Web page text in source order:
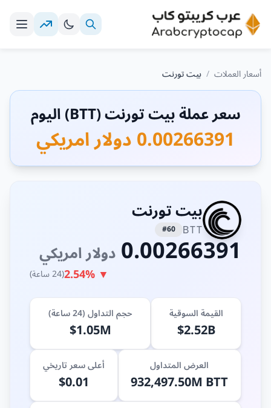
أسعار العملات / بيت تورنت
سعر عملة بيت تورنت (BTT) اليوم
0.00266391 دولار امريكي
بيت تورنت
BTT
#60
0.00266391دولار امريكي
▼ 2.54% (24 ساعة)
القيمة السوقية
$2.52B
حجم التداول (24 ساعة)
$1.05M
العرض المتداول
932,497.50M BTT
أعلى سعر تاريخي
$0.01